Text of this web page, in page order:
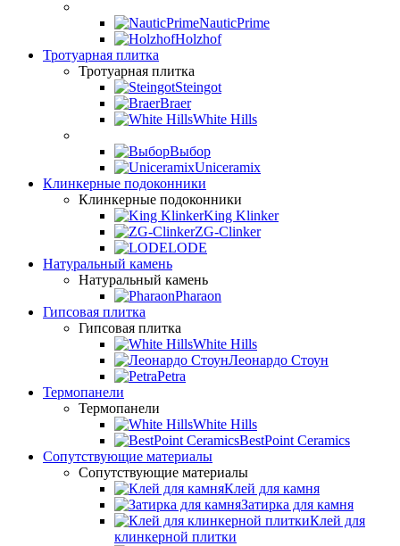
NauticPrime
Holzhof
Тротуарная плитка
Тротуарная плитка
Steingot
Braer
White Hills
Выбор
Uniceramix
Клинкерные подоконники
Клинкерные подоконники
King Klinker
ZG-Clinker
LODE
Натуральный камень
Натуральный камень
Pharaon
Гипсовая плитка
Гипсовая плитка
White Hills
Леонардо Стоун
Petra
Термопанели
Термопанели
White Hills
BestPoint Ceramics
Сопутствующие материалы
Сопутствующие материалы
Клей для камня
Затирка для камня
Клей для
клинкерной плитки